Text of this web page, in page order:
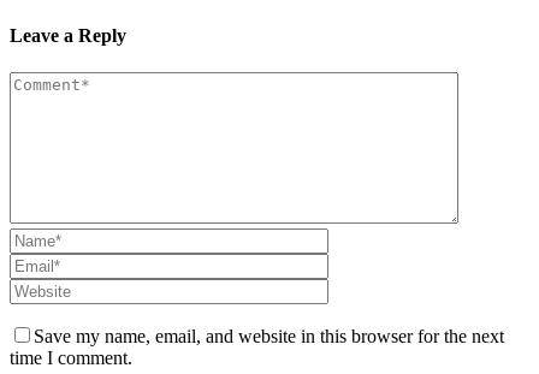
Leave a Reply
Save my name, email, and website in this browser for the next
time I comment.